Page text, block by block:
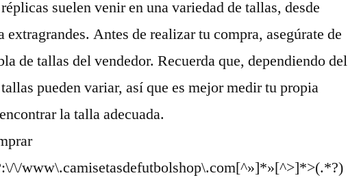
suelen venir en una variedad de tallas, desde
extragrandes. Antes de realizar tu compra, asegúrate de
de tallas del vendedor. Recuerda que, dependiendo del
pueden variar, así que es mejor medir tu propia
la talla adecuada.
\/www\.camisetasdefutbolshop\.com[^»]*»[^>]*>(.*?)